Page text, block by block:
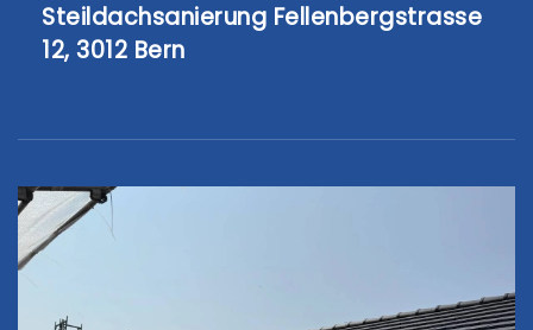
Steildachsanierung Fellenbergstrasse
12, 3012 Bern